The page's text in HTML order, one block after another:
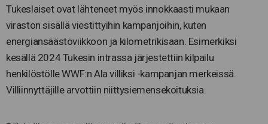
Tukeslaiset ovat lähteneet myös innokkaasti mukaan
viraston sisällä viestittyihin kampanjoihin, kuten
energiansäästöviikkoon ja kilometrikisaan. Esimerkiksi
kesällä 2024 Tukesin intrassa järjestettiin kilpailu
henkilöstölle WWF:n Ala villiksi -kampanjan merkeissä.
Villiinnyttäjille arvottiin niittysiemensekoituksia.